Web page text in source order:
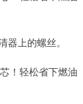
器上的螺丝。